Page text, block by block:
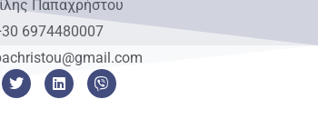
Παπαχρήστου
6974480007